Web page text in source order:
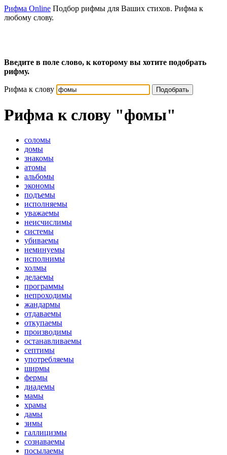
Рифма Online Подбор рифмы для Ваших стихов. Рифма к
любому слову.
Введите в поле слово, к которому вы хотите подобрать
рифму.
Рифма к слову Подобрать
Рифма к слову "фомы"
соломы
домы
знакомы
атомы
альбомы
экономы
подъемы
исполняемы
уважаемы
неисчислимы
системы
убиваемы
неминуемы
исполнимы
холмы
делаемы
программы
непроходимы
жандармы
отдаваемы
откупаемы
производимы
останавливаемы
септимы
употребляемы
ширмы
фермы
диадемы
мамы
храмы
дамы
зимы
галлицизмы
сознаваемы
посылаемы